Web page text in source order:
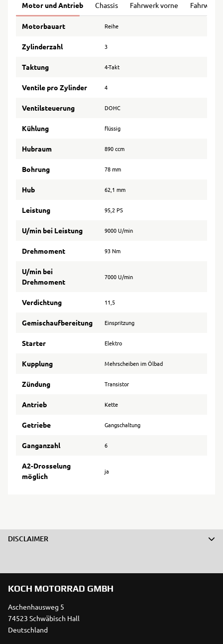
Motor und Antrieb Chassis Fahrwerk vorne Fahrwerk
Motorbauart Reihe
Zylinderzahl 3
Taktung 4-Takt
Ventile pro Zylinder 4
Ventilsteuerung DOHC
Kühlung flüssig
Hubraum 890 ccm
Bohrung 78 mm
Hub 62,1 mm
Leistung 95,2 PS
U/min bei Leistung 9000 U/min
Drehmoment 93 Nm
U/min bei
Drehmoment
7000 U/min
Verdichtung 11,5
Gemischaufbereitung Einspritzung
Starter Elektro
Kupplung Mehrscheiben im Ölbad
Zündung Transistor
Antrieb Kette
Getriebe Gangschaltung
Ganganzahl 6
A2-Drosselung
möglich
ja
DISCLAIMER
KOCH MOTORRAD GMBH
Aschenhausweg 5
74523 Schwäbisch Hall
Deutschland